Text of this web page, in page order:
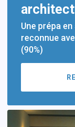
Une prépa
reconnue
(90%)